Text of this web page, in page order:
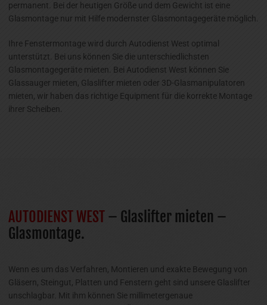
permanent. Bei der heutigen Größe und dem Gewicht ist eine
Glasmontage nur mit Hilfe modernster Glasmontagegeräte möglich.
Ihre Fenstermontage wird durch Autodienst West optimal
unterstützt. Bei uns können Sie die unterschiedlichsten
Glasmontagegeräte mieten. Bei Autodienst West können Sie
Glassauger mieten, Glaslifter mieten oder 3D-Glasmanipulatoren
mieten, wir haben das richtige Equipment für die korrekte Montage
ihrer Scheiben.
AUTODIENST WEST – Glaslifter mieten –
Glasmontage.
Wenn es um das Verfahren, Montieren und exakte Bewegung von
Gläsern, Steingut, Platten und Fenstern geht sind unsere Glaslifter
unschlagbar. Mit ihm können Sie millimetergenaue